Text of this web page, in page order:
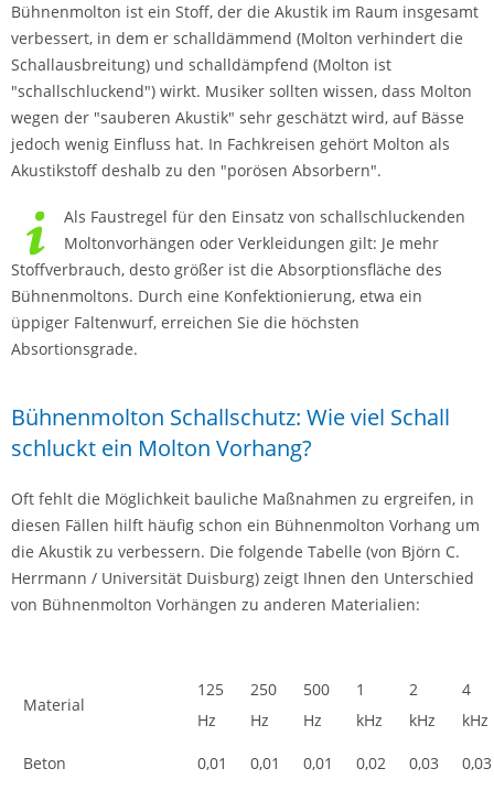
Bühnenmolton ist ein Stoff, der die Akustik im Raum insgesamt
verbessert, in dem er schalldämmend (Molton verhindert die
Schallausbreitung) und schalldämpfend (Molton ist
"schallschluckend") wirkt. Musiker sollten wissen, dass Molton
wegen der "sauberen Akustik" sehr geschätzt wird, auf Bässe
jedoch wenig Einfluss hat. In Fachkreisen gehört Molton als
Akustikstoff deshalb zu den "porösen Absorbern".
Als Faustregel für den Einsatz von schallschluckenden
Moltonvorhängen oder Verkleidungen gilt: Je mehr
Stoffverbrauch, desto größer ist die Absorptionsfläche des
Bühnenmoltons. Durch eine Konfektionierung, etwa ein
üppiger Faltenwurf, erreichen Sie die höchsten
Absortionsgrade.
Bühnenmolton Schallschutz: Wie viel Schall
schluckt ein Molton Vorhang?
Oft fehlt die Möglichkeit bauliche Maßnahmen zu ergreifen, in
diesen Fällen hilft häufig schon ein Bühnenmolton Vorhang um
die Akustik zu verbessern. Die folgende Tabelle (von Björn C.
Herrmann / Universität Duisburg) zeigt Ihnen den Unterschied
von Bühnenmolton Vorhängen zu anderen Materialien:
Material
125
Hz
250
Hz
500
Hz
1
kHz
2
kHz
4
kHz
Beton 0,01 0,01 0,01 0,02 0,03 0,03